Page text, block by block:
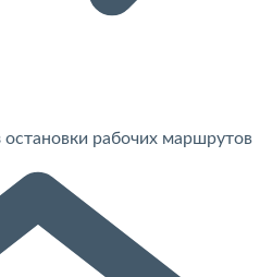
остановки рабочих маршрутов